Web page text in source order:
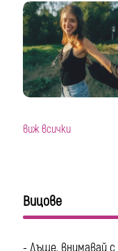
виж всички
Вицове